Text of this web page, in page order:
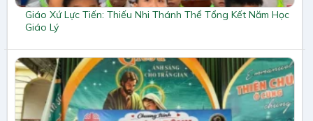
Giáo Xứ Lực Tiến: Thiếu Nhi Thánh Thể Tổng Kết Năm Học
Giáo Lý